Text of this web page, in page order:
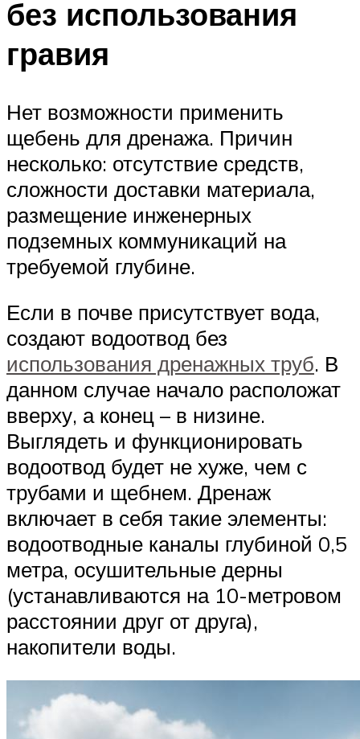
без использования
гравия
Нет возможности применить
щебень для дренажа. Причин
несколько: отсутствие средств,
сложности доставки материала,
размещение инженерных
подземных коммуникаций на
требуемой глубине.
Если в почве присутствует вода,
создают водоотвод без
использования дренажных труб. В
данном случае начало расположат
вверху, а конец – в низине.
Выглядеть и функционировать
водоотвод будет не хуже, чем с
трубами и щебнем. Дренаж
включает в себя такие элементы:
водоотводные каналы глубиной 0,5
метра, осушительные дерны
(устанавливаются на 10-метровом
расстоянии друг от друга),
накопители воды.